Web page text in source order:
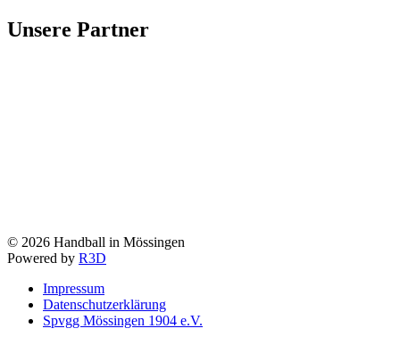
Unsere Partner
© 2026 Handball in Mössingen
Powered by R3D
Impressum
Datenschutzerklärung
Spvgg Mössingen 1904 e.V.